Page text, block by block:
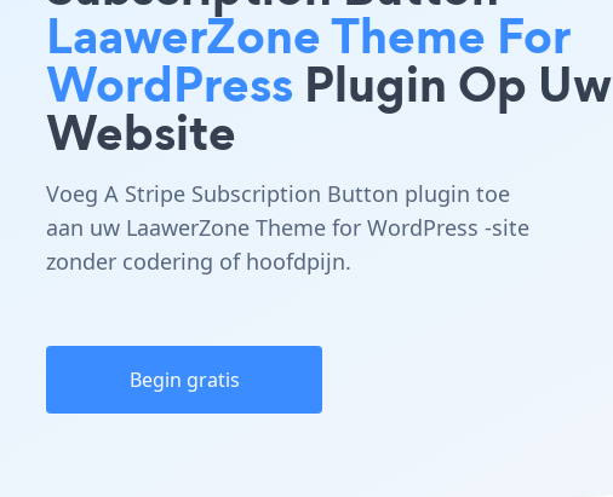
LaawerZone Theme For
WordPress Plugin Op Uw
Website
Voeg A Stripe Subscription Button plugin toe
aan uw LaawerZone Theme for WordPress -site
zonder codering of hoofdpijn.
Begin gratis